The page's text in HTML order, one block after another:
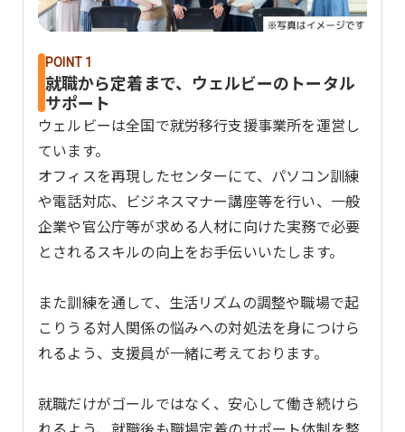
POINT 1
就職から定着まで、ウェルビーのトータル
サポート
ウェルビーは全国で就労移行支援事業所を運営し
ています。
オフィスを再現したセンターにて、パソコン訓練
や電話対応、ビジネスマナー講座等を行い、一般
企業や官公庁等が求める人材に向けた実務で必要
とされるスキルの向上をお手伝いいたします。
また訓練を通して、生活リズムの調整や職場で起
こりうる対人関係の悩みへの対処法を身につけら
れるよう、支援員が一緒に考えております。
就職だけがゴールではなく、安心して働き続けら